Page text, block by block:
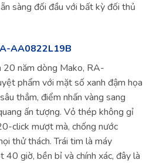
sàng đối đầu với bất kỳ đối thủ
AA0822L19B
20 năm dòng Mako, RA-
phẩm với mặt số xanh đậm họa
thẳm, điểm nhấn vàng sang
ấn tượng. Vỏ thép không gỉ
click mượt mà, chống nước
thử thách. Trái tim là máy
giờ, bền bỉ và chính xác, đây là